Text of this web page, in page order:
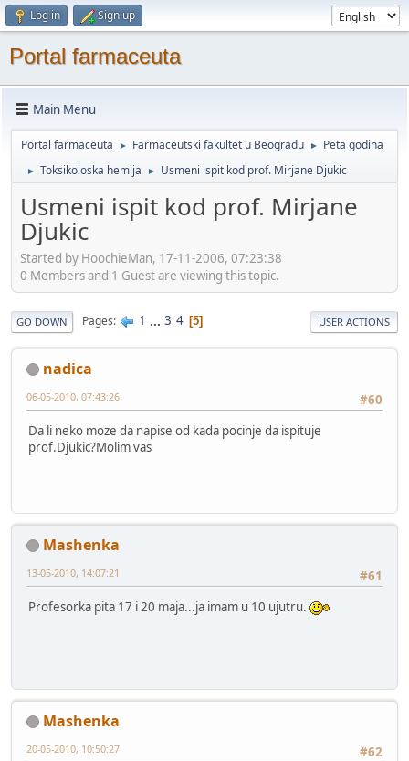
Log in Sign up
Portal farmaceuta
Main Menu
Portal farmaceuta ► Farmaceutski fakultet u Beogradu ► Peta godina
► Toksikoloska hemija ► Usmeni ispit kod prof. Mirjane Djukic
Usmeni ispit kod prof. Mirjane
Djukic
Started by HoochieMan, 17-11-2006, 07:23:38
0 Members and 1 Guest are viewing this topic.
GO DOWN Pages 1 ... 3 4 5 USER ACTIONS
nadica
#60
06-05-2010, 07:43:26
Da li neko moze da napise od kada pocinje da ispituje
prof.Djukic?Molim vas
Mashenka
#61
13-05-2010, 14:07:21
Profesorka pita 17 i 20 maja...ja imam u 10 ujutru.
Mashenka
#62
20-05-2010, 10:50:27